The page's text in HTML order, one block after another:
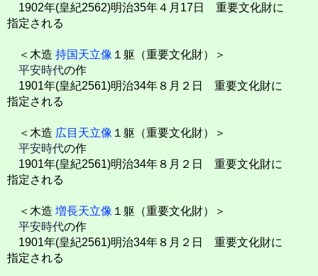
1902年(皇紀2562)明治35年４月17日 重要文化財に
指定される
＜木造 持国天立像 １躯（重要文化財）＞
平安時代の作
1901年(皇紀2561)明治34年８月２日 重要文化財に
指定される
＜木造 広目天立像 １躯（重要文化財）＞
平安時代の作
1901年(皇紀2561)明治34年８月２日 重要文化財に
指定される
＜木造 増長天立像 １躯（重要文化財）＞
平安時代の作
1901年(皇紀2561)明治34年８月２日 重要文化財に
指定される